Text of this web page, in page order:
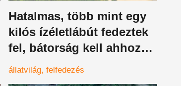
Hatalmas, több mint egy
kilós ízéletlábút fedeztek
fel, bátorság kell ahhoz
is, hogy ránézzünk
állatvilág felfedezés